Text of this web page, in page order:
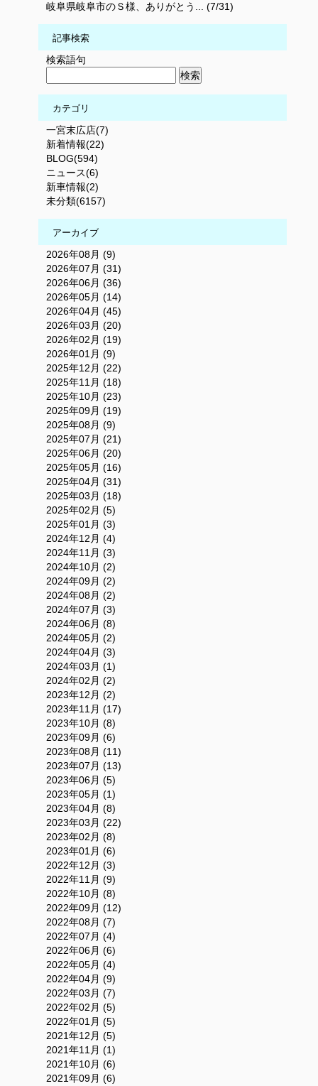
岐阜県岐阜市のＳ様、ありがとう... (7/31)
記事検索
検索語句
カテゴリ
一宮末広店(7)
新着情報(22)
BLOG(594)
ニュース(6)
新車情報(2)
未分類(6157)
アーカイブ
2026年08月 (9)
2026年07月 (31)
2026年06月 (36)
2026年05月 (14)
2026年04月 (45)
2026年03月 (20)
2026年02月 (19)
2026年01月 (9)
2025年12月 (22)
2025年11月 (18)
2025年10月 (23)
2025年09月 (19)
2025年08月 (9)
2025年07月 (21)
2025年06月 (20)
2025年05月 (16)
2025年04月 (31)
2025年03月 (18)
2025年02月 (5)
2025年01月 (3)
2024年12月 (4)
2024年11月 (3)
2024年10月 (2)
2024年09月 (2)
2024年08月 (2)
2024年07月 (3)
2024年06月 (8)
2024年05月 (2)
2024年04月 (3)
2024年03月 (1)
2024年02月 (2)
2023年12月 (2)
2023年11月 (17)
2023年10月 (8)
2023年09月 (6)
2023年08月 (11)
2023年07月 (13)
2023年06月 (5)
2023年05月 (1)
2023年04月 (8)
2023年03月 (22)
2023年02月 (8)
2023年01月 (6)
2022年12月 (3)
2022年11月 (9)
2022年10月 (8)
2022年09月 (12)
2022年08月 (7)
2022年07月 (4)
2022年06月 (6)
2022年05月 (4)
2022年04月 (9)
2022年03月 (7)
2022年02月 (5)
2022年01月 (5)
2021年12月 (5)
2021年11月 (1)
2021年10月 (6)
2021年09月 (6)